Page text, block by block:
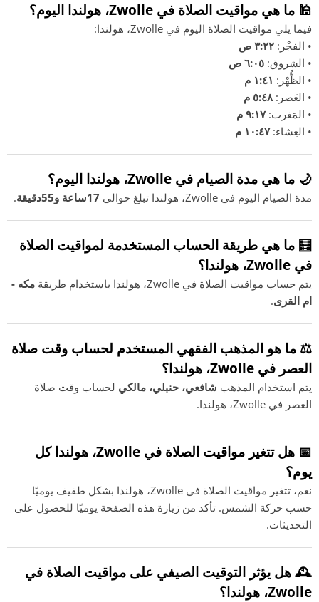
🕌 ما هي مواقيت الصلاة في Zwolle، هولندا اليوم؟
فيما يلي مواقيت الصلاة اليوم في Zwolle، هولندا:
• الفجْر: ٣:٢٢ ص
• الشروق: ٦:٠٥ ص
• الظُّهْر: ١:٤١ م
• العَصر:٥:٤٨ م
• المَغرب:٩:١٧ م
• العِشاء:١٠:٤٧ م
🌙 ما هي مدة الصيام في Zwolle، هولندا اليوم؟
مدة الصيام اليوم في Zwolle، هولندا تبلغ حوالي 17ساعة و55دقيقة .
🧮 ما هي طريقة الحساب المستخدمة لمواقيت الصلاة
في Zwolle، هولندا؟
يتم حساب مواقيت الصلاة في Zwolle، هولندا باستخدام طريقة
مكه -
ام القرى.
⚖️ ما هو المذهب الفقهي المستخدم لحساب وقت صلاة
العصر في Zwolle، هولندا؟
يتم استخدام المذهب شافعي، حنبلي، مالكي لحساب وقت صلاة
العصر في Zwolle، هولندا.
📅 هل تتغير مواقيت الصلاة في Zwolle، هولندا كل
يوم؟
نعم، تتغير مواقيت الصلاة في Zwolle، هولندا بشكل طفيف يوميًا
حسب حركة الشمس. تأكد من زيارة هذه الصفحة يوميًا للحصول على
التحديثات.
🕰️ هل يؤثر التوقيت الصيفي على مواقيت الصلاة في
Zwolle، هولندا؟